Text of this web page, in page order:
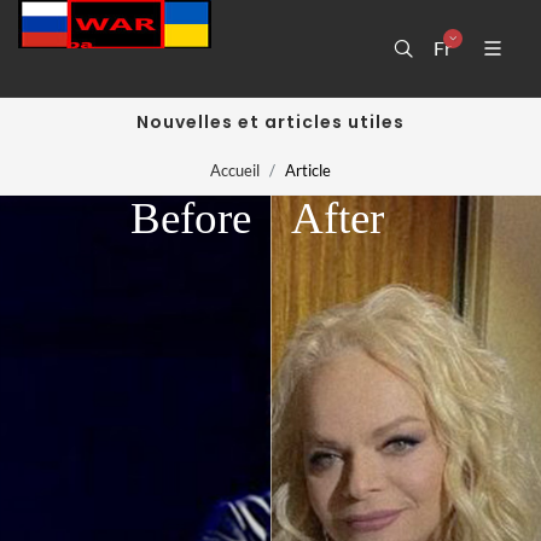
Fr
Nouvelles et articles utiles
Accueil Article
After
Before